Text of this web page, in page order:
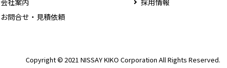
お問合せ・見積依頼
Copyright © 2021 NISSAY KIKO Corporation All Rights Reserved.